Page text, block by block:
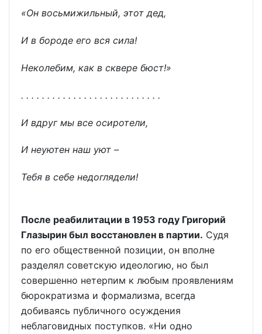
«Он восьмижильный, этот дед,
И в бороде его вся сила!
Неколебим, как в сквере бюст!»
. . . . . . . . . . . . . . . . . . . . . . . . . . .
И вдруг мы все осиротели,
И неуютен наш уют –
Тебя в себе недоглядели!
После реабилитации в 1953 году Григорий
Глазырин был восстановлен в партии. Судя
по его общественной позиции, он вполне
разделял советскую идеологию, но был
совершенно нетерпим к любым проявлениям
бюрократизма и формализма, всегда
добиваясь публичного осуждения
неблаговидных поступков. «Ни одно